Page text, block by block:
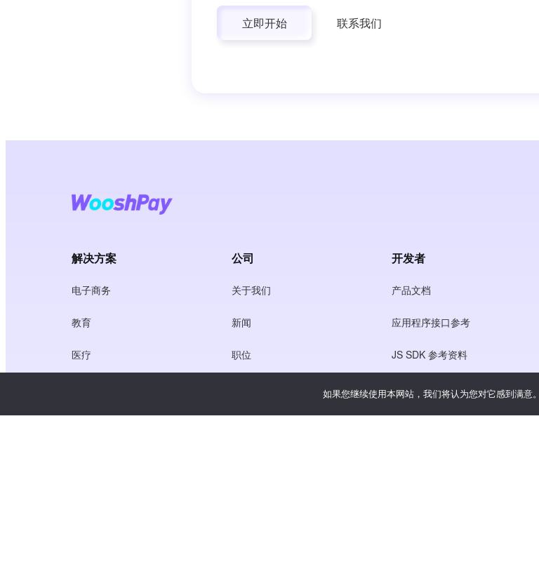
立即开始 联系我们
解决方案
电子商务
教育
医疗
游戏
公司
关于我们
新闻
职位
隐私政策
开发者
产品文档
应用程序接口参考
JS SDK 参考资料
如果您继续使用本网站，我们将认为您对它感到满意。